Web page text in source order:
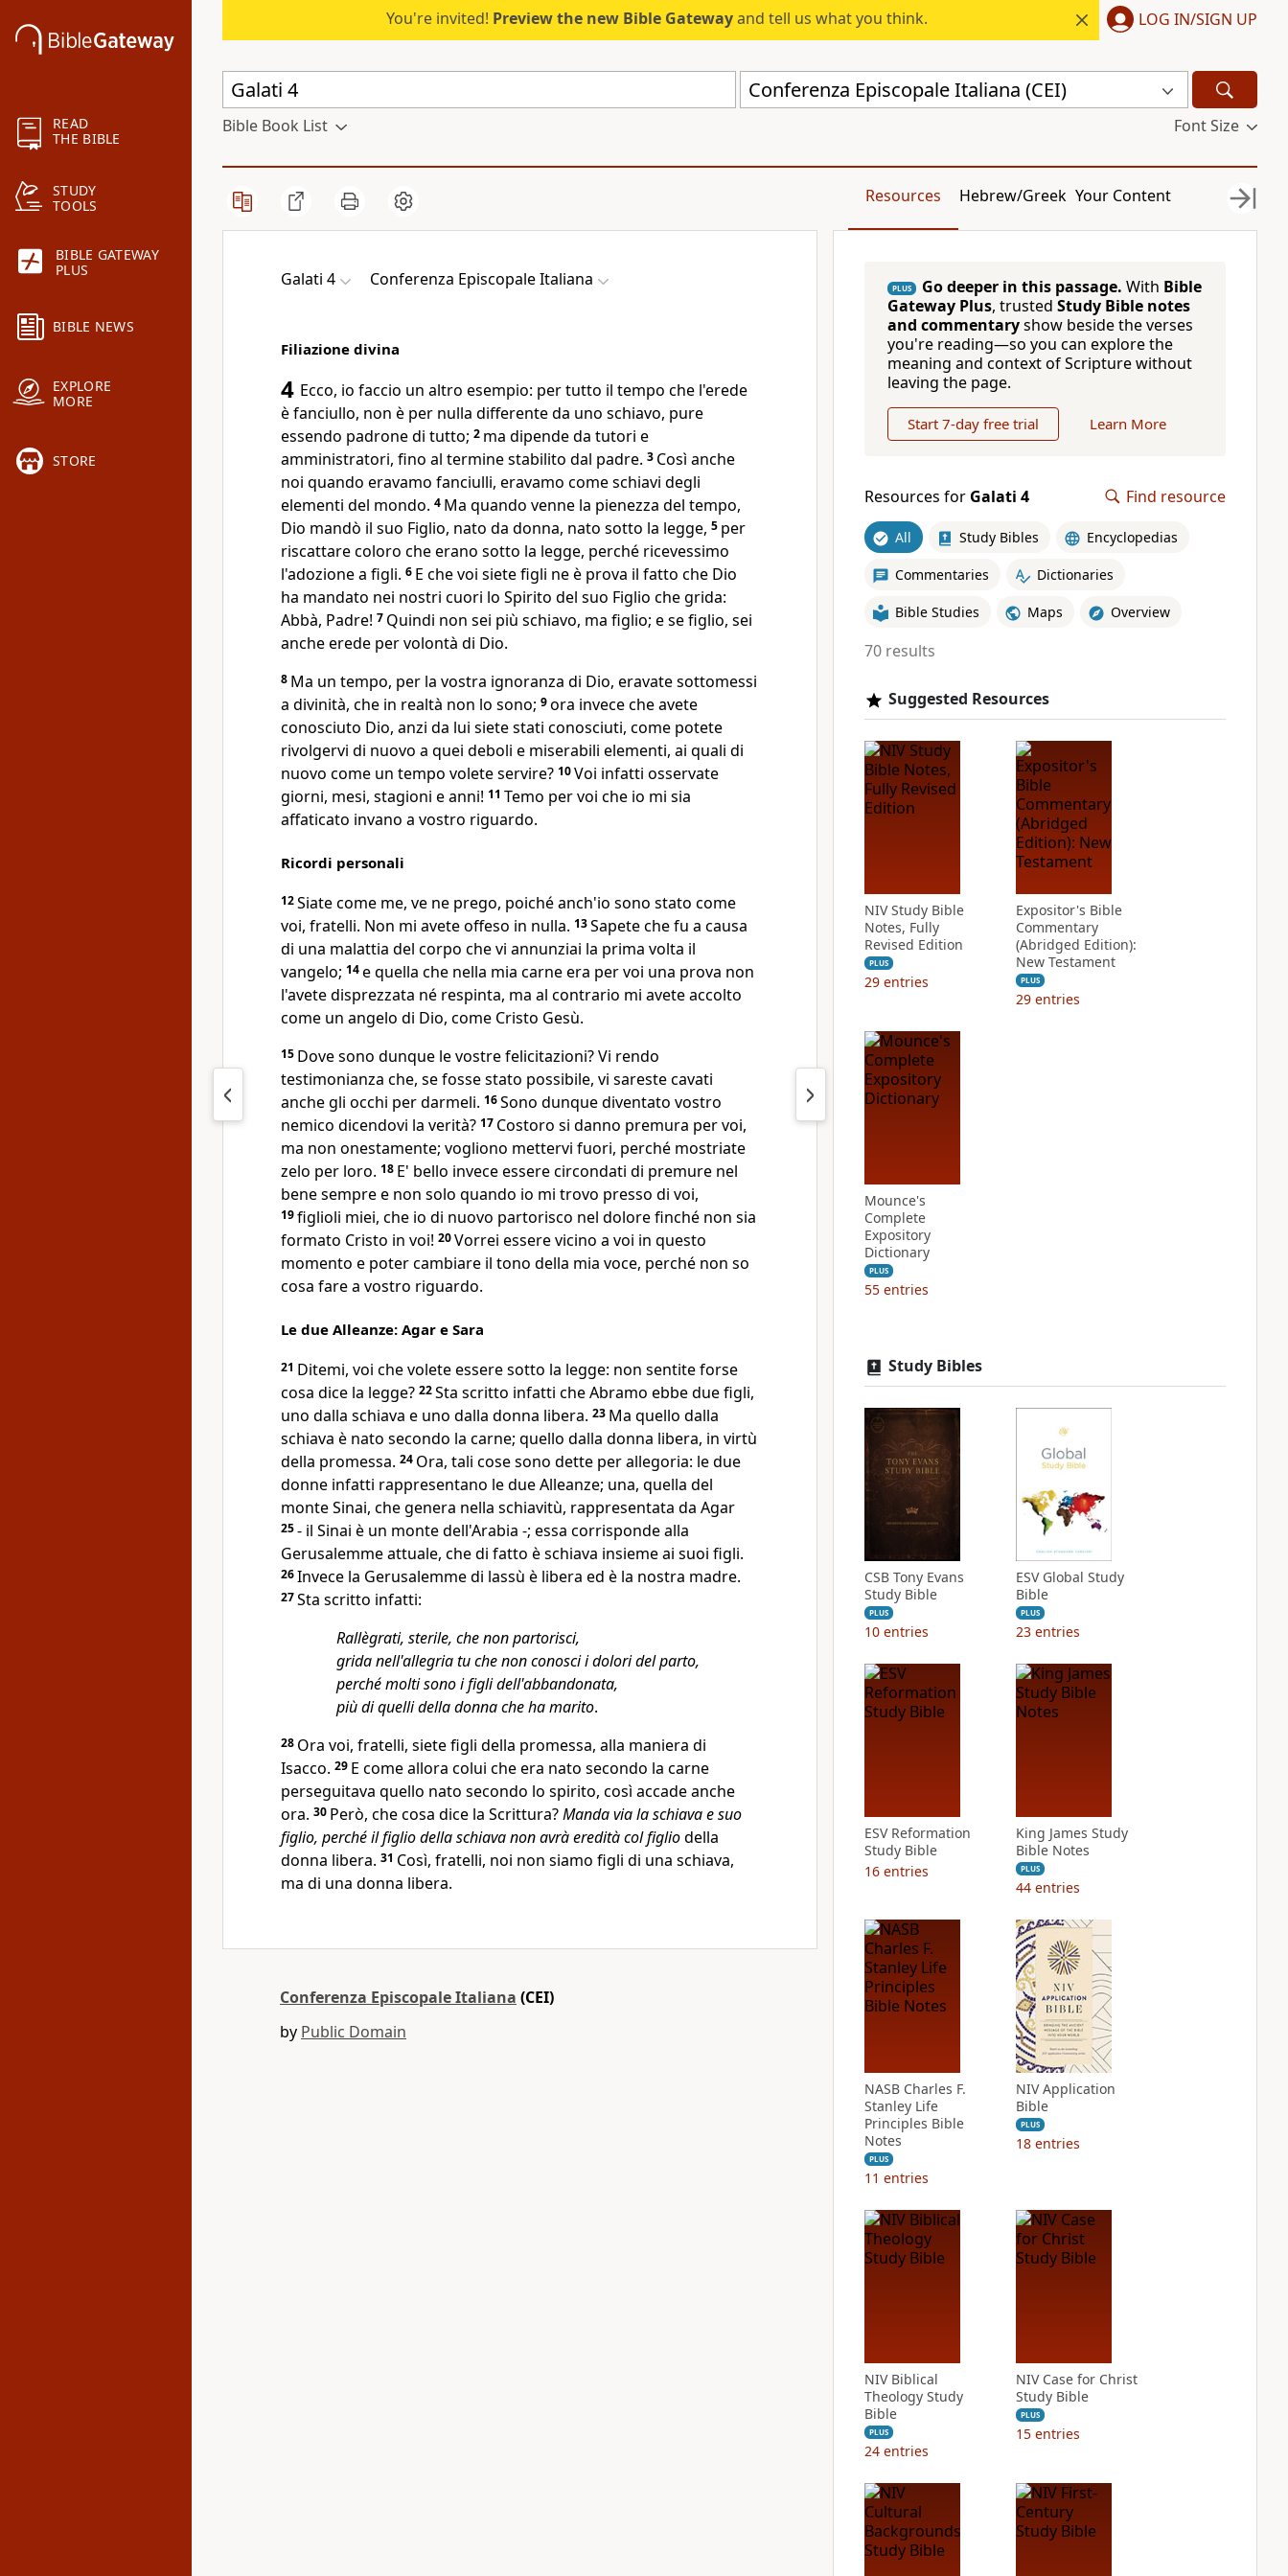
READ
THE BIBLE
STUDY
TOOLS
BIBLE GATEWAY
PLUS
BIBLE NEWS
EXPLORE
MORE
STORE
You're invited! Preview the new Bible Gatewayand tell us what you think. LOG IN/SIGN UP
Conferenza Episcopale Italiana (CEI)
Bible Book List Font Size
Resources Hebrew/Greek Your Content
Galati 4 Conferenza Episcopale Italiana
Filiazione divina
4 Ecco, io faccio un altro esempio: per tutto il tempo che l'erede
è fanciullo, non è per nulla differente da uno schiavo, pure
essendo padrone di tutto; 2 ma dipende da tutori e
amministratori, fino al termine stabilito dal padre. 3 Così anche
noi quando eravamo fanciulli, eravamo come schiavi degli
elementi del mondo. 4 Ma quando venne la pienezza del tempo,
Dio mandò il suo Figlio, nato da donna, nato sotto la legge, 5 per
riscattare coloro che erano sotto la legge, perché ricevessimo
l'adozione a figli. 6 E che voi siete figli ne è prova il fatto che Dio
ha mandato nei nostri cuori lo Spirito del suo Figlio che grida:
Abbà, Padre! 7 Quindi non sei più schiavo, ma figlio; e se figlio, sei
anche erede per volontà di Dio.
8 Ma un tempo, per la vostra ignoranza di Dio, eravate sottomessi
a divinità, che in realtà non lo sono; 9ora invece che avete
conosciuto Dio, anzi da lui siete stati conosciuti, come potete
rivolgervi di nuovo a quei deboli e miserabili elementi, ai quali di
nuovo come un tempo volete servire? 10Voi infatti osservate
giorni, mesi, stagioni e anni! 11 Temo per voi che io mi sia
affaticato invano a vostro riguardo.
Ricordi personali
12Siate come me, ve ne prego, poiché anch'io sono stato come
voi, fratelli. Non mi avete offeso in nulla. 13Sapete che fu a causa
di una malattia del corpo che vi annunziai la prima volta il
vangelo; 14e quella che nella mia carne era per voi una prova non
l'avete disprezzata né respinta, ma al contrario mi avete accolto
come un angelo di Dio, come Cristo Gesù.
15 Dove sono dunque le vostre felicitazioni? Vi rendo
testimonianza che, se fosse stato possibile, vi sareste cavati
anche gli occhi per darmeli. 16Sono dunque diventato vostro
nemico dicendovi la verità? 17 Costoro si danno premura per voi,
ma non onestamente; vogliono mettervi fuori, perché mostriate
zelo per loro. 18 E' bello invece essere circondati di premure nel
bene sempre e non solo quando io mi trovo presso di voi,
19figlioli miei, che io di nuovo partorisco nel dolore finché non sia
formato Cristo in voi! 20Vorrei essere vicino a voi in questo
momento e poter cambiare il tono della mia voce, perché non so
cosa fare a vostro riguardo.
Le due Alleanze: Agar e Sara
21 Ditemi, voi che volete essere sotto la legge: non sentite forse
cosa dice la legge? 22Sta scritto infatti che Abramo ebbe due figli,
uno dalla schiava e uno dalla donna libera. 23 Ma quello dalla
schiava è nato secondo la carne; quello dalla donna libera, in virtù
della promessa. 24 Ora, tali cose sono dette per allegoria: le due
donne infatti rappresentano le due Alleanze; una, quella del
monte Sinai, che genera nella schiavitù, rappresentata da Agar
25- il Sinai è un monte dell'Arabia -; essa corrisponde alla
Gerusalemme attuale, che di fatto è schiava insieme ai suoi figli.
26Invece la Gerusalemme di lassù è libera ed è la nostra madre.
27Sta scritto infatti:
Rallègrati, sterile, che non partorisci,
grida nell'allegria tu che non conosci i dolori del parto,
perché molti sono i figli dell'abbandonata,
più di quelli della donna che ha marito.
28 Ora voi, fratelli, siete figli della promessa, alla maniera di
Isacco. 29 E come allora colui che era nato secondo la carne
perseguitava quello nato secondo lo spirito, così accade anche
ora. 30 Però, che cosa dice la Scrittura?Manda via la schiava e suo
figlio, perché il figlio della schiava non avrà eredità col figliodella
donna libera. 31 Così, fratelli, noi non siamo figli di una schiava,
ma di una donna libera.
Conferenza Episcopale Italiana (CEI)
by Public Domain
PLUS Go deeper in this passage. With Bible
Gateway Plus, trusted Study Bible notes
and commentaryshow beside the verses
you're reading—so you can explore the
meaning and context of Scripture without
leaving the page.
Start 7-day free trial Learn More
Resources for Galati 4 Find resource
All Study Bibles Encyclopedias
Commentaries Dictionaries
Bible Studies Maps Overview
70 results
Suggested Resources
NIV Study Bible
Notes, Fully
Revised Edition
PLUS
29 entries
Expositor's Bible
Commentary
(Abridged Edition):
New Testament
PLUS
29 entries
Mounce's
Complete
Expository
Dictionary
PLUS
55 entries
Study Bibles
CSB Tony Evans
Study Bible
PLUS
10 entries
ESV Global Study
Bible
PLUS
23 entries
ESV Reformation
Study Bible
16 entries
King James Study
Bible Notes
PLUS
44 entries
NASB Charles F.
Stanley Life
Principles Bible
Notes
PLUS
11 entries
NIV Application
Bible
PLUS
18 entries
NIV Biblical
Theology Study
Bible
PLUS
24 entries
NIV Case for Christ
Study Bible
PLUS
15 entries